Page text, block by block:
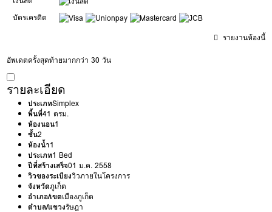
บัตรเครดิต
รายงานห้องนี้
อัพเดตครั้งสุดท้ายมากกว่า 30 วัน
รายละเอียด
ประเภทSimplex
พื้นที่41 ตรม.
ห้องนอน1
ชั้น2
ห้องน้ำ1
ประเภท1 Bed
ปีที่สร้างเสร็จ01 ม.ค. 2558
วิวของระเบียงวิวภายในโครงการ
จังหวัดภูเก็ต
อำเภอ/เขตเมืองภูเก็ต
ตำบล/แขวงรัษฎา